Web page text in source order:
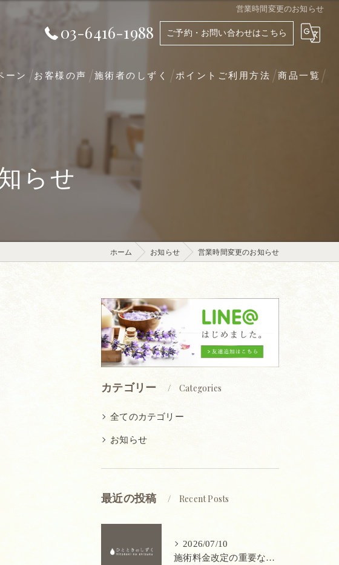
営業時間変更のお知らせ
03-6416-1988 ご予約・お問い合わせはこちら
ーン お客様の声 施術者のしずく ポイントご利用方法 商品一覧
らせ
ホーム お知らせ 営業時間変更のお知らせ
カテゴリー Categories
全てのカテゴリー
お知らせ
最近の投稿 Recent Posts
2026/07/10
施術料金改定の重要なお知らせ